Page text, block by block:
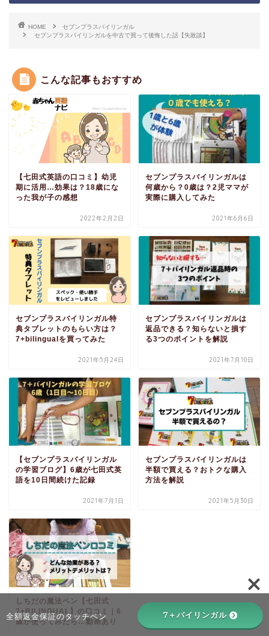
HOME
セブンプラスバイリンガル
セブンプラスバイリンガルを中古で買って後悔した話【失敗談】
こんな記事もおすすめ
【七田式英語の口コミ】幼児
期に活用…効果は？18歳にな
った我が子の感想
2022年2月2日
セブンプラスバイリンガルは
何歳から？0歳は？2児ママが
実際に購入してみた
2021年6月6日
セブンプラスバイリンガル特
典タブレットのもらい方は？
7+bilingualを買ってみた
2021年5月24日
セブンプラスバイリンガルは
返品できる？知らないと損す
る3つのポイントを解説
2021年7月10日
【セブンプラスバイリンガル
の学習ブログ】6歳が七田式英
語を10日間続けた記録
2021年7月1日
セブンプラスバイリンガルは
半額で買える？おトクな購入
方法を解説
2021年5月30日
しちだの魔法ペン【七田式
7+BILINGUAL】の口コミ｜6
歳が使ってみたら…動画あり
全額返金保証のタッチペン 7＋バイリンガル